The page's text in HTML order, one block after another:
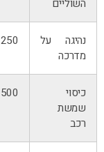
השוליים
נהיגה על
מדרכה
250
כיסוי
שמשת
רכב
500